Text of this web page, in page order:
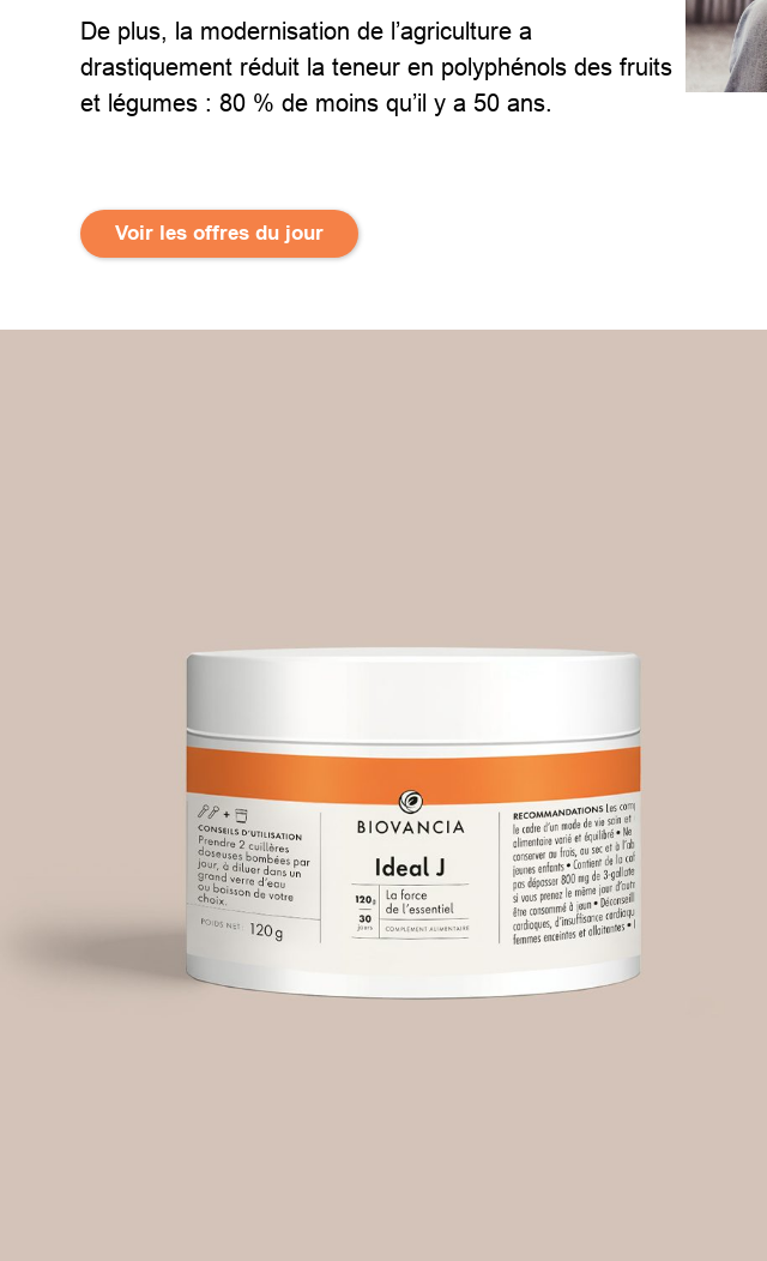
De plus, la modernisation de l’agriculture a
drastiquement réduit la teneur en polyphénols des fruits
et légumes : 80 % de moins qu’il y a 50 ans.
Voir les offres du jour